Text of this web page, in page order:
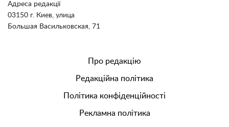
Адреса редакції
03150 г. Киев, улица
Большая Васильковская, 71
Про редакцію
Редакційна політика
Політика конфіденційності
Рекламна політика